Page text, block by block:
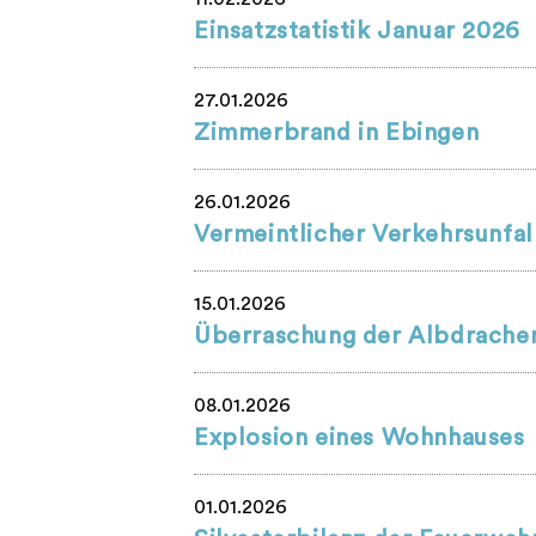
Einsatzstatistik Januar 2026
27.01.2026
Zimmerbrand in Ebingen
26.01.2026
Vermeintlicher
15.01.2026
Überraschung der
08.01.2026
Explosion eines Wohnhauses
01.01.2026